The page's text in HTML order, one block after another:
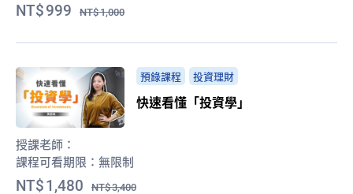
999 1,000
預錄課程 投資理財
快速看懂「投資學」
授課老師：
課程可看期限： 無限制
1,480 3,400